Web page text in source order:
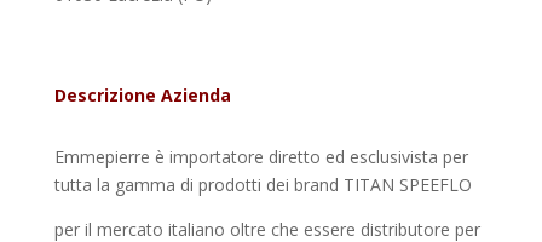
Descrizione Azienda
Emmepierre è importatore diretto ed esclusivista per
tutta la gamma di prodotti dei brand TITAN SPEEFLO
per il mercato italiano oltre che essere distributore per